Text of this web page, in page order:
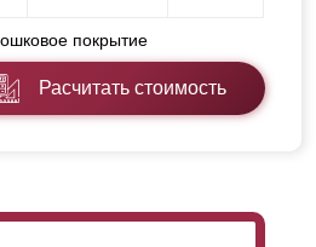
покрытие
Расчитать стоимость